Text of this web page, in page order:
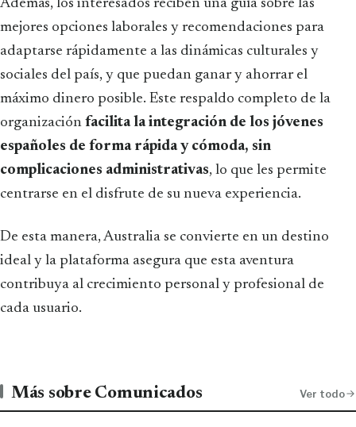
Además, los interesados reciben una guía sobre las
mejores opciones laborales y recomendaciones para
adaptarse rápidamente a las dinámicas culturales y
sociales del país, y que puedan ganar y ahorrar el
máximo dinero posible. Este respaldo completo de la
organización facilita la integración de los jóvenes
españoles de forma rápida y cómoda, sin
complicaciones administrativas, lo que les permite
centrarse en el disfrute de su nueva experiencia.
De esta manera, Australia se convierte en un destino
ideal y la plataforma asegura que esta aventura
contribuya al crecimiento personal y profesional de
cada usuario.
Más sobre Comunicados Ver todo